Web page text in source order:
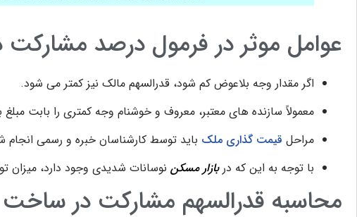
عوامل موثر در فرمول درصد
اگر مقدار وجه بلاعوض کم شود، قدرالسهم مالک نیز کمتر می‌ شود.
معمولاً سازنده ‎های معتبر، معروف و خوشنام وجه کمتری را بابت مبلغ بلاعوض پرداخت می ‌کنند.
مراحل قیمت گذاری ملک باید توسط کارشناسان خبره و رسمی انجام
با توجه به این که دربازار مسکن نوسانات شدیدی وجود دارد، میزان
محاسبه قدرالسهم مشارکت در ساخت